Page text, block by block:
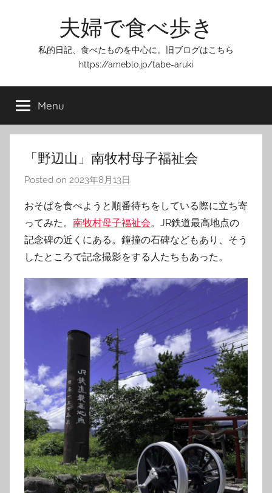
夫婦で食べ歩き
私的日記、食べたものを中心に。旧ブログはこちら
https://ameblo.jp/tabe-aruki
Menu
「野辺山」南牧村母子福祉会
Posted on 2023年8月13日
T
o
m
おそばを食べようと順番待ちをしている際に立ち寄
ってみた。 南牧村母子福祉会。JR鉄道最高地点の
記念碑の近くにある。鐘撞の石碑などもあり、そう
したところで記念撮影をする人たちもあった。